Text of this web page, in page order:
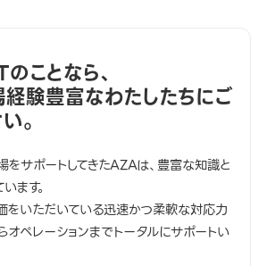
ことなら、
験豊富なわたしたちにご
。
サポートしてきたAZAは、豊富な知識と
ます。
をいただいている迅速かつ柔軟な対応力
オペレーションまでトータルにサポートい